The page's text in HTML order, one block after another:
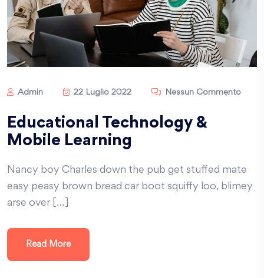
Admin 22 Luglio 2022 Nessun Commento
Educational Technology &
Mobile Learning
Nancy boy Charles down the pub get stuffed mate
easy peasy brown bread car boot squiffy loo, blimey
arse over […]
Read More